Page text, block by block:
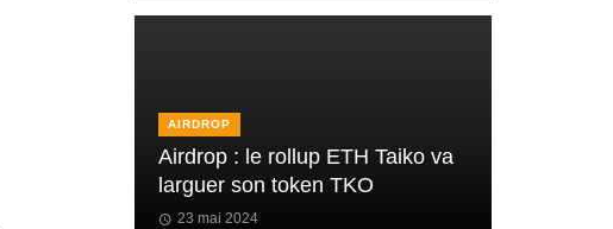
AIRDROP
Airdrop : le rollup ETH Taiko va
larguer son token TKO
23 mai 2024